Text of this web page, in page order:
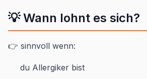
💡 Wann lohnt es sich?
👉 sinnvoll wenn:
du Allergiker bist